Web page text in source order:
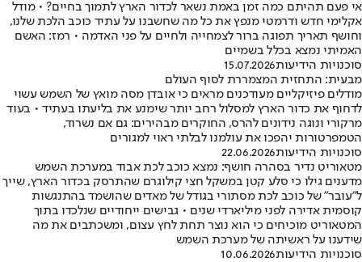
אי פעם תהיתם כמה זמן באמת נשאר לכדור הארץ לתמוך בחיים? • מודל
אקלימי חדש ודרמטי מנפץ את כל מה שחשבנו על עתיד כוכב הלכת שלנו,
וחושף תאריך תפוגה ברור לצמחייה ולחיים על פני האדמה • רמז: האשם
האמיתי נמצא בכלל בשמיים
סוכנויות הידיעות15.07.2026
מבעית: התחזית המצמררת לסוף העולם
מודלים פיזיקליים מעודכנים מראים כי אובדן מסה מואץ של השמש עשוי
לדחוף את כדור הארץ למסלול רחב יותר שימנע את בליעתו בעתיד • בעוד
מרקורי ונוגה נידונים להרס, החוקרים מבהירים: גם אם נשרוד,
הטמפרטורות יהפכו את עולמנו לבלתי ראוי למגורים
סוכנויות הידיעות22.06.2026
מטאוריט נדיר בסהרה חושף: נמצא כוכב לכת אבוד במערכת השמש
מדענים גילו כי סלע קטן במשקל חצי קילוגרם שהתרסק בכדור הארץ, שייך
ל"עובר" של כוכב לכת מסתורי בגודל של מאדים שהושמד בהתנגשות
קוסמית אדירה לפני מיליארדי שנים • גבישים ייחודיים שנלכדו בתוך
המטאוריט מוכיחים כי הוא נוצר תחת לחץ עצום, ומשכתבים את מה
שידענו על ראשיתה של מערכת השמש
סוכנויות הידיעות10.06.2026